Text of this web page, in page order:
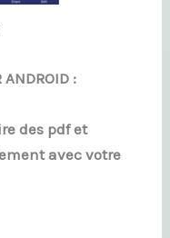
ANDROID :
des pdf et
avec votre